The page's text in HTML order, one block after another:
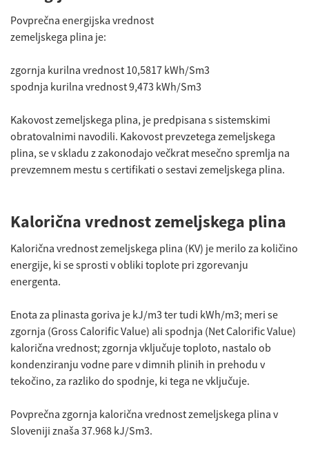
Povprečna energijska vrednost
zemeljskega plina je:
zgornja kurilna vrednost 10,5817 kWh/Sm3
spodnja kurilna vrednost 9,473 kWh/Sm3
Kakovost zemeljskega plina, je predpisana s sistemskimi
obratovalnimi navodili. Kakovost prevzetega zemeljskega
plina, se v skladu z zakonodajo večkrat mesečno spremlja na
prevzemnem mestu s certifikati o sestavi zemeljskega plina.
Kalorična vrednost zemeljskega plina
Kalorična vrednost zemeljskega plina (KV) je merilo za količino
energije, ki se sprosti v obliki toplote pri zgorevanju
energenta.
Enota za plinasta goriva je kJ/m3 ter tudi kWh/m3; meri se
zgornja (Gross Calorific Value) ali spodnja (Net Calorific Value)
kalorična vrednost; zgornja vključuje toploto, nastalo ob
kondenziranju vodne pare v dimnih plinih in prehodu v
tekočino, za razliko do spodnje, ki tega ne vključuje.
Povprečna zgornja kalorična vrednost zemeljskega plina v
Sloveniji znaša 37.968 kJ/Sm3.